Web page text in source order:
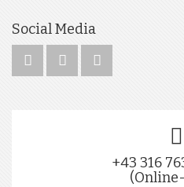
Social Media
+43 316